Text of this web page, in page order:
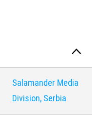
Salamander Media
Division, Serbia